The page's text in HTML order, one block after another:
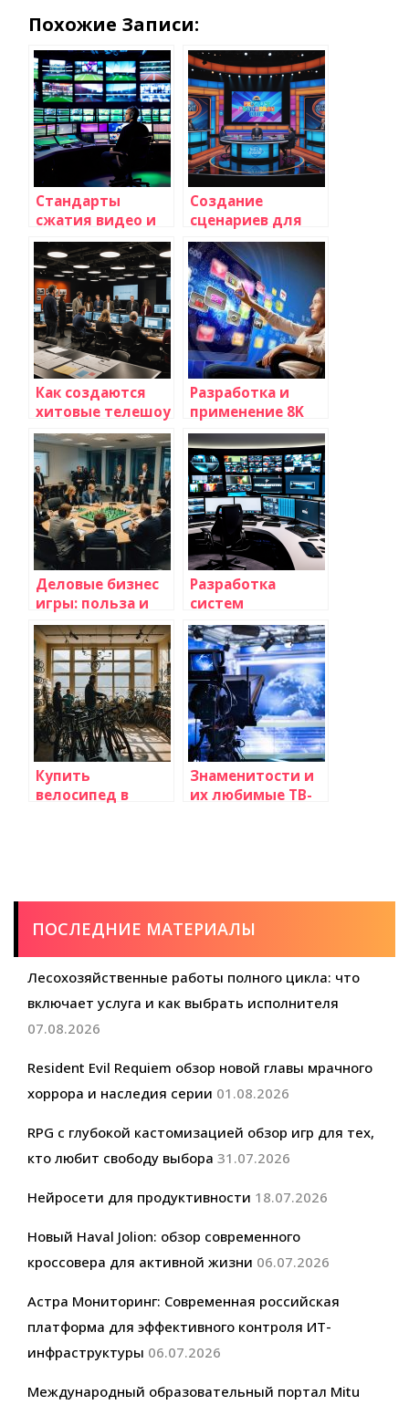
Похожие Записи:
Стандарты
сжатия видео и
их влияние на
качество
трансляций:
полное
руководство
Создание
сценариев для
телевизионных
игр и викторин:
пошаговое
руководство
Как создаются
хитовые телешоу
и что делает их
настоящими
хитами
Разработка и
применение 8K
разрешения на
экранах
телевизоров
Деловые бизнес
игры: польза и
разработка
Разработка
систем
автоматизации
для управления
телетрансляциями:
современные
решения и
тренды
Купить
велосипед в
Знаменитости и
их любимые ТВ-
ПОСЛЕДНИЕ МАТЕРИАЛЫ
Лесохозяйственные работы полного цикла: что
включает услуга и как выбрать исполнителя
07.08.2026
Resident Evil Requiem обзор новой главы мрачного
хоррора и наследия серии 01.08.2026
RPG с глубокой кастомизацией обзор игр для тех,
кто любит свободу выбора 31.07.2026
Нейросети для продуктивности 18.07.2026
Новый Haval Jolion: обзор современного
кроссовера для активной жизни 06.07.2026
Астра Мониторинг: Современная российская
платформа для эффективного контроля ИТ-
инфраструктуры 06.07.2026
Международный образовательный портал Mitu